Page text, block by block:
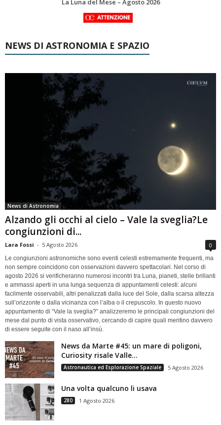
Le costellazioni di Agosto 2026: Delfino
NEWS DI ASTRONOMIA E SPAZIO
News di Astronomia
Alzando gli occhi al cielo – Vale la sveglia?Le
congiunzioni di...
Lara Fossi - 5 Agosto 2026 0
Le congiunzioni astronomiche sono eventi celesti estremamente frequenti, ma
non sempre coincidono con osservazioni davvero spettacolari. Nel corso di
agosto 2026 si verificheranno numerosi incontri tra Luna, pianeti, stelle brillanti
e ammassi aperti in una lunga sequenza di appuntamenti celesti: alcuni
facilmente osservabili, altri penalizzati dalla luce del Sole, dalla scarsa altezza
sull’orizzonte o dalla vicinanza con l’alba o il crepuscolo. In questo nuovo
appuntamento di “Vale la sveglia?” analizzeremo le principali congiunzioni del
mese dal punto di vista osservativo, cercando di capire quali meritino davvero
di essere seguite con il naso all’insù.
News da Marte #45: un mare di poligoni,
Curiosity risale Valle...
Astronautica ed Esplorazione Spaziale 5 Agosto 2026
Una volta qualcuno li usava
280 1 Agosto 2026